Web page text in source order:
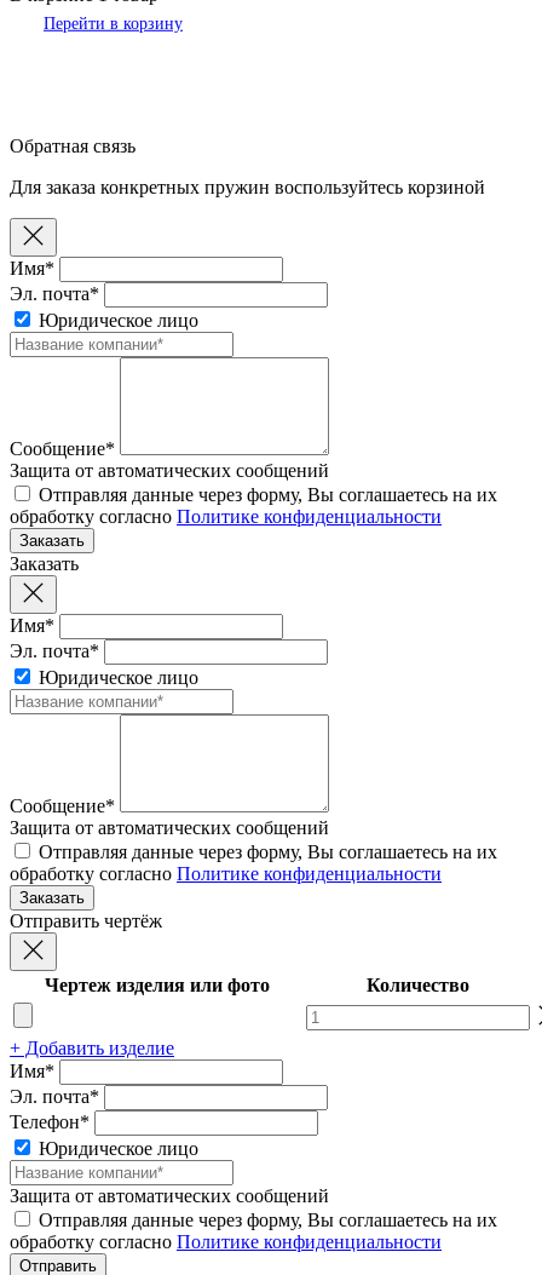
Перейти в корзину
Обратная связь
Для заказа конкретных пружин воспользуйтесь корзиной
Имя*
Эл. почта*
Юридическое лицо
Сообщение*
Защита от автоматических сообщений
Отправляя данные через форму, Вы соглашаетесь на их
обработку согласно Политике конфиденциальности
Заказать
Имя*
Эл. почта*
Юридическое лицо
Сообщение*
Защита от автоматических сообщений
Отправляя данные через форму, Вы соглашаетесь на их
обработку согласно Политике конфиденциальности
Отправить чертёж
Чертеж изделия или фото Количество
+ Добавить изделие
Имя*
Эл. почта*
Телефон*
Юридическое лицо
Защита от автоматических сообщений
Отправляя данные через форму, Вы соглашаетесь на их
обработку согласно Политике конфиденциальности